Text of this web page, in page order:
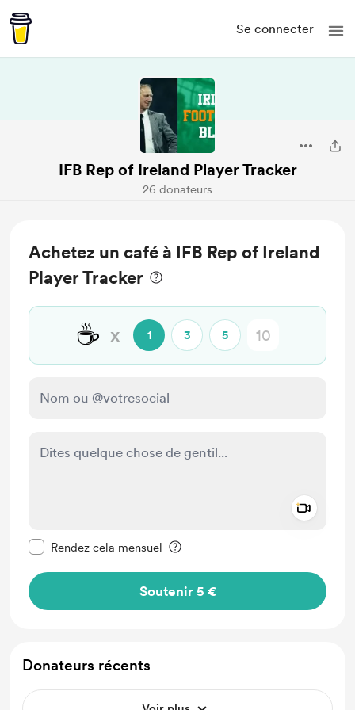
Se connecter
IFB Rep of Ireland Player Tracker
26 donateurs
Achetez un café à IFB Rep of Ireland
Player Tracker
☕ x 1 3 5
Rendez cela mensuel
Soutenir 5 €
Donateurs récents